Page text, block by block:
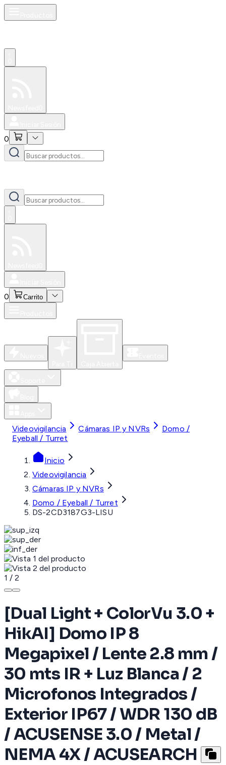
0
0 Carrito
Videovigilancia Cámaras IP y NVRs
Domo /
Eyeball / Turret
Inicio
Videovigilancia
Cámaras IP y NVRs
Domo / Eyeball / Turret
DS-2CD3187G3-LISU
1 / 2
[Dual Light + ColorVu 3.0 +
HikAI] Domo IP 8
Megapixel / Lente 2.8 mm /
30 mts IR + Luz Blanca / 2
Microfonos Integrados /
Exterior IP67 / WDR 130 dB
/ ACUSENSE 3.0 / Metal /
NEMA 4X / ACUSEARCH